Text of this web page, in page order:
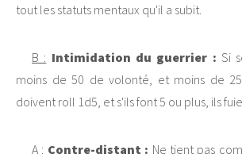
tout les statuts mentaux qu'il a subit.
B : Intimidation du guerrier : Si
moins de 50 de volonté, et moins de
doivent roll 1d5, et s'ils font 5 ou plus, ils
A : Contre-distant : Ne tient pas